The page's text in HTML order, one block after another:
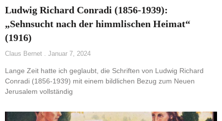
Ludwig Richard Conradi (1856-1939):
„Sehnsucht nach der himmlischen Heimat“
(1916)
Claus Bernet Januar 7, 2024
Lange Zeit hatte ich geglaubt, die Schriften von Ludwig Richard
Conradi (1856-1939) mit einem bildlichen Bezug zum Neuen
Jerusalem vollständig